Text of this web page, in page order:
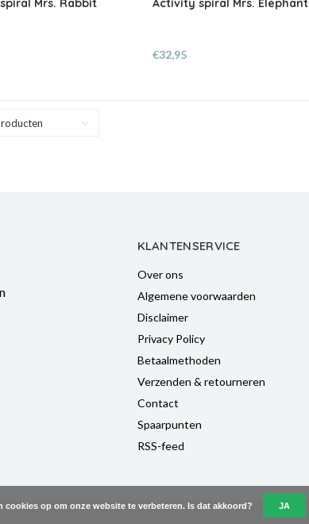
Mrs. Rabbit Activity spiral Mrs. Elephant
€32,95
KLANTENSERVICE
Over ons
Algemene voorwaarden
Disclaimer
Privacy Policy
Betaalmethoden
Verzenden & retourneren
Contact
Spaarpunten
RSS-feed
cookies op om onze website te verbeteren. Is dat akkoord? JA